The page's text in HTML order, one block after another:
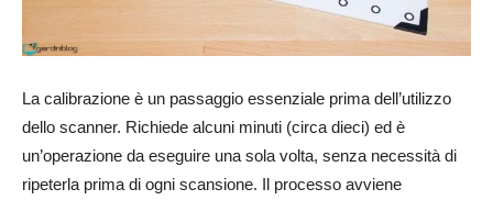
La calibrazione è un passaggio essenziale prima dell’utilizzo
dello scanner. Richiede alcuni minuti (circa dieci) ed è
un’operazione da eseguire una sola volta, senza necessità di
ripeterla prima di ogni scansione. Il processo avviene